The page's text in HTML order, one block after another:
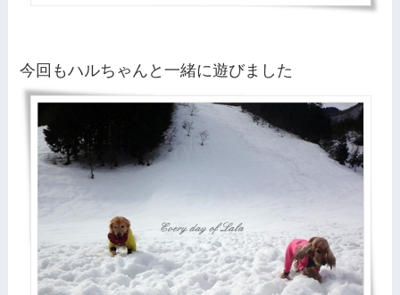
今回もハルちゃんと一緒に遊びました